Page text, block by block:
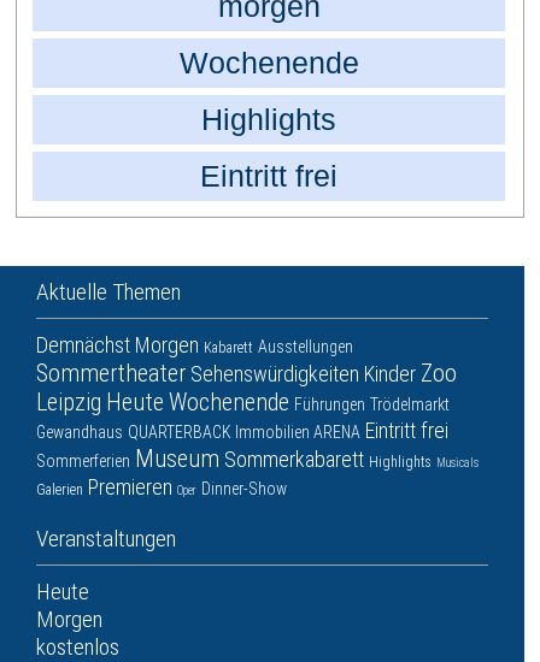
Wochenende
Highlights
Eintritt frei
Aktuelle Themen
Demnächst Morgen Kabarett Ausstellungen
Sommertheater Sehenswürdigkeiten Kinder Zoo
Leipzig Heute Wochenende Führungen Trödelmarkt
Gewandhaus QUARTERBACK Immobilien ARENA Eintritt frei
Sommerferien Museum Sommerkabarett Highlights Musicals
Galerien Premieren Oper Dinner-Show
Veranstaltungen
Heute
Morgen
kostenlos